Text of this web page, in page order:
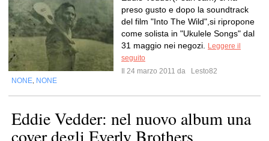
preso gusto e dopo la soundtrack
del film "Into The Wild",si ripropone
come solista in "Ukulele Songs" dal
31 maggio nei negozi.
Leggere il
seguito
Il 24 marzo 2011 da
Lesto82
NONE NONE
Eddie Vedder: nel nuovo album una
cover degli Everly Brothers